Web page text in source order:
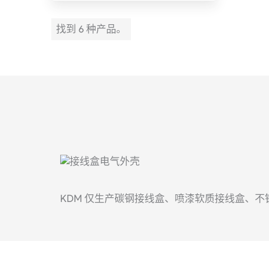
找到 6 种产品。
KDM 仅生产碳钢接线盒、喷漆软质接线盒、